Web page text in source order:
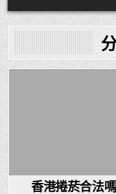
香港捲菸合法